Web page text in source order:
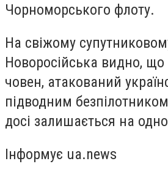
Чорноморського флоту.
На свіжому
Новоросійська видно, що
човен, атакований
підводним
досі залишається на
Інформує ua.news